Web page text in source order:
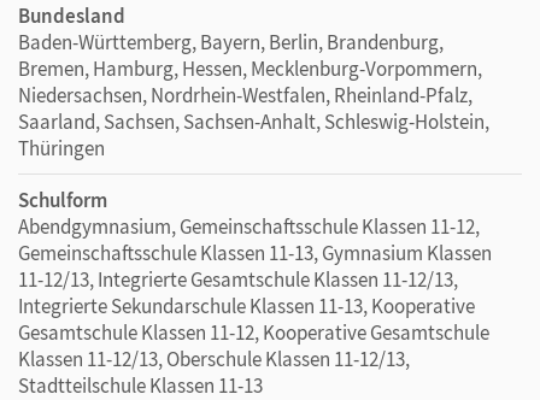
Bundesland
Baden-Württemberg, Bayern, Berlin, Brandenburg,
Bremen, Hamburg, Hessen, Mecklenburg-Vorpommern,
Niedersachsen, Nordrhein-Westfalen, Rheinland-Pfalz,
Saarland, Sachsen, Sachsen-Anhalt, Schleswig-Holstein,
Thüringen
Schulform
Abendgymnasium, Gemeinschaftsschule Klassen 11-12,
Gemeinschaftsschule Klassen 11-13, Gymnasium Klassen
11-12/13, Integrierte Gesamtschule Klassen 11-12/13,
Integrierte Sekundarschule Klassen 11-13, Kooperative
Gesamtschule Klassen 11-12, Kooperative Gesamtschule
Klassen 11-12/13, Oberschule Klassen 11-12/13,
Stadtteilschule Klassen 11-13